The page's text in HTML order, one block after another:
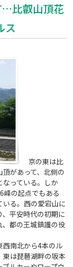
…比叡山頂花
ス
京の東は比
があって、北側の
っている。しか
峰の起点でもある
る。西の愛宕山に
平安時代の初期に
都の王城鎮護の役
南北から4本のル
は琵琶湖畔の坂本